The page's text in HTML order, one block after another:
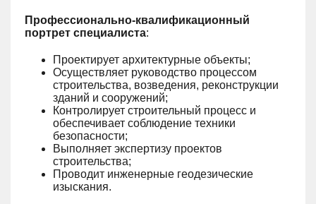
Профессионально-квалификационный
портрет специалиста:
Проектирует архитектурные объекты;
Осуществляет руководство процессом
строительства, возведения, реконструкции
зданий и сооружений;
Контролирует строительный процесс и
обеспечивает соблюдение техники
безопасности;
Выполняет экспертизу проектов
строительства;
Проводит инженерные геодезические
изыскания.